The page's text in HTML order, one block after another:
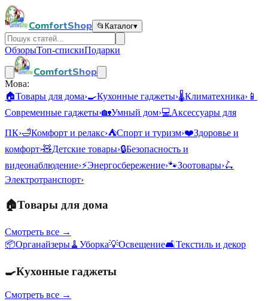
ComfortShop 📂 Каталог▾
ОбзорыТоп-спискиПодарки
ComfortShop
Мова:
🏠Товары для дома›🍳Кухонные гаджеты›🌡️Климатехника› 📱
Современные гаджеты›🏡Умный дом›💻Аксессуары для
ПК›🛁Комфорт и релакс›⛺Спорт и туризм›❤️Здоровье и
комфорт›🧸Детские товары›🔒Безопасность и
видеонаблюдение›⚡Энергосбережение›🐾Зоотовары›🛴
Электротранспорт›
🏠Товары для дома
Смотреть все →
📦Органайзеры🧹 Уборка💡Освещение🛋️Текстиль и декор
🍳Кухонные гаджеты
Смотреть все →